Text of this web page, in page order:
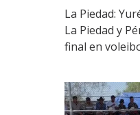
La Piedad:
La Piedad y
final en